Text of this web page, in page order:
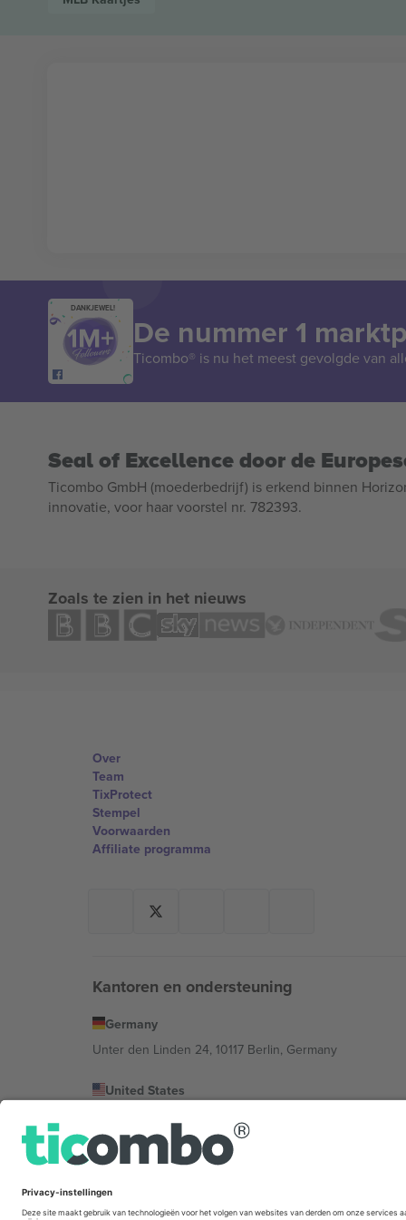
DANKJEWEL!
De nummer 1
Ticombo® is nu het meest gevolgde van
Seal of Excellence door de
Ticombo GmbH (moederbedrijf) is erkend binnen
innovatie, voor haar voorstel nr. 782393.
Zoals te zien in het nieuws
Over
Team
TixProtect
Stempel
Voorwaarden
Affiliate programma
Kantoren en ondersteuning
Germany
Unter den Linden 24, 10117 Berlin, Germany
United States
Bulgaria